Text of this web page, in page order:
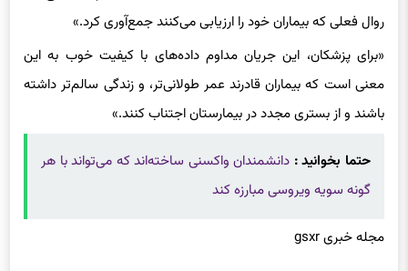
روال فعلی که بیماران خود را ارزیابی می‌کنند جمع‌آوری کرد.»
«برای پزشکان، این جریان مداوم داده‌های با کیفیت خوب به این
معنی است که بیماران قادرند عمر طولانی‌تر، و زندگی‌ سالم‌تر داشته
باشند و از بستری مجدد در بیمارستان اجتناب کنند.»
حتما بخوانید : دانشمندان واکسنی ساخته‌اند که می‌تواند با هر
گونه سویه ویروسی مبارزه کند
مجله خبری gsxr